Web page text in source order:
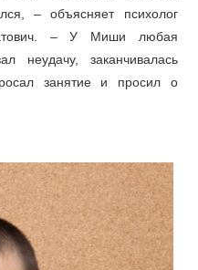
– объясняет психолог
– У Миши любая
неудачу, заканчивалась
занятие и просил о